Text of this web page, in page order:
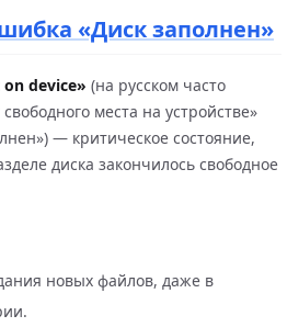
«Диск заполнен»
device» (на русском часто
места на устройстве»
— критическое состояние,
диска закончилось свободное
новых файлов, даже в